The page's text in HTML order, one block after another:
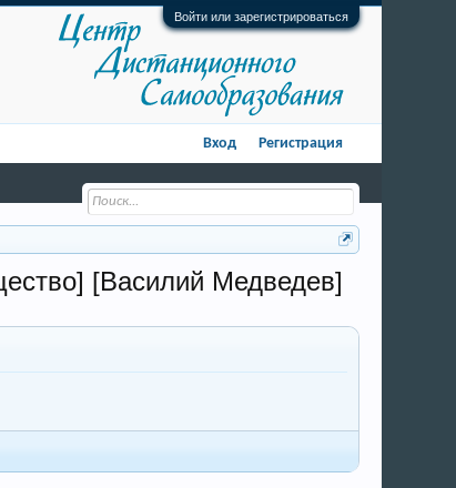
Войти или зарегистрироваться
[Василий Медведев]
Вход Регистрация